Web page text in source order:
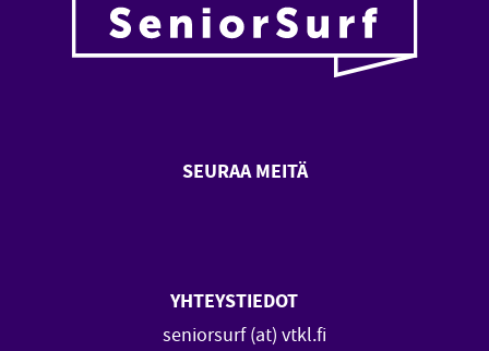
SEURAA MEITÄ
YHTEYSTIEDOT
seniorsurf (at) vtkl.fi